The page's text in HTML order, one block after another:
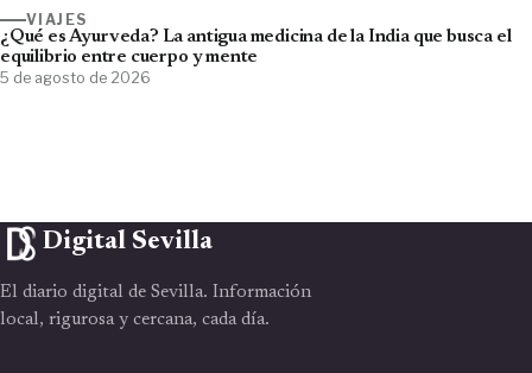
VIAJES
¿Qué es Ayurveda? La antigua medicina de la India que busca el
equilibrio entre cuerpo y mente
5 de agosto de 2026
Digital Sevilla
El diario digital de Sevilla. Información
local, rigurosa y cercana, cada día.